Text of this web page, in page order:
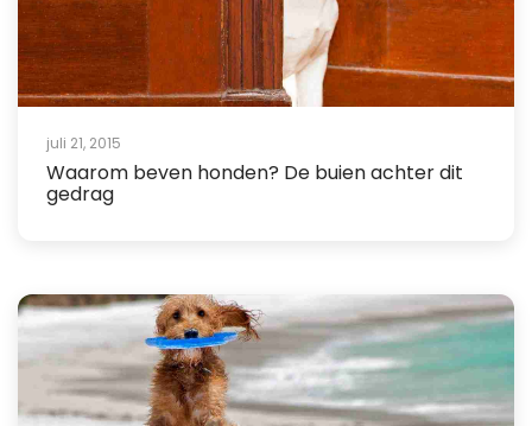
juli 21, 2015
Waarom beven honden? De buien achter dit
gedrag